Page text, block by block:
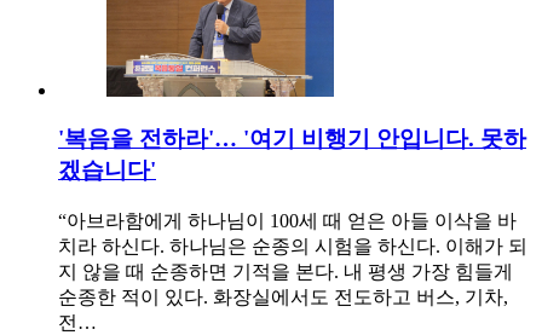
'복음을 전하라'… '여기 비행기 안입니다. 못하
겠습니다'
“아브라함에게 하나님이 100세 때 얻은 아들 이삭을 바
치라 하신다. 하나님은 순종의 시험을 하신다. 이해가 되
지 않을 때 순종하면 기적을 본다. 내 평생 가장 힘들게
순종한 적이 있다. 화장실에서도 전도하고 버스, 기차,
전…